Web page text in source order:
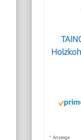
* Anzeige